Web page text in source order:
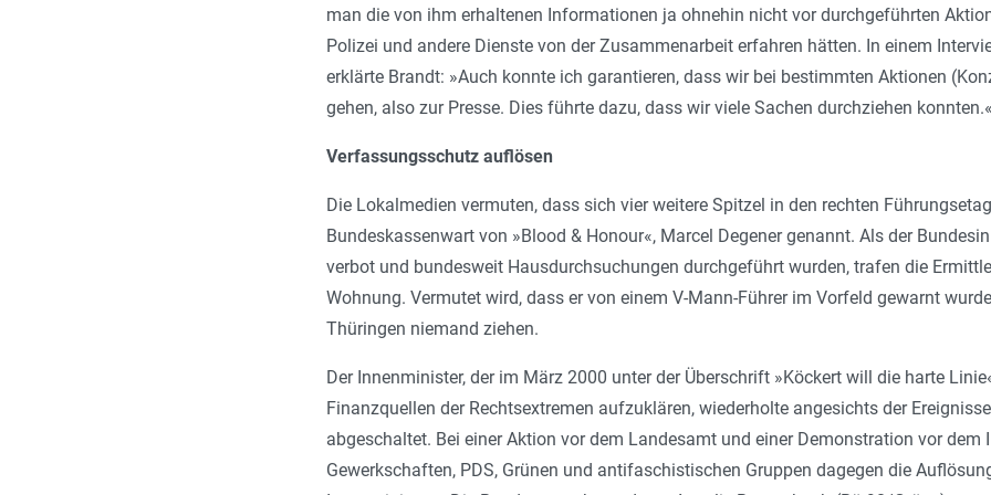
man die von ihm erhaltenen Informationen ja ohnehin nicht vor durchgeführten
Polizei und andere Dienste von der Zusammenarbeit erfahren hätten. In einem
erklärte Brandt: »Auch konnte ich garantieren, dass wir bei bestimmten Aktionen
gehen, also zur Presse. Dies führte dazu, dass wir viele Sachen durchziehen
Verfassungsschutz auflösen
Die Lokalmedien vermuten, dass sich vier weitere Spitzel in den rechten
Bundeskassenwart von »Blood & Honour«, Marcel Degener genannt. Als der
verbot und bundesweit Hausdurchsuchungen durchgeführt wurden, trafen die
Wohnung. Vermutet wird, dass er von einem V-Mann-Führer im Vorfeld gewarnt
Thüringen niemand ziehen.
Der Innenminister, der im März 2000 unter der Überschrift »Köckert will die harte
Finanzquellen der Rechtsextremen aufzuklären, wiederholte angesichts der
abgeschaltet. Bei einer Aktion vor dem Landesamt und einer Demonstration vor
Gewerkschaften, PDS, Grünen und antifaschistischen Gruppen dagegen die